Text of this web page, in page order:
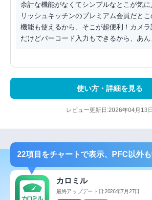
余計な機能がなくてシンプルなとこが気
リッシュキッチンのプレミアム会員だと
機能も使えるから、そこが超便利！カメラ
だけどバーコード入力もできるから、あん
使い方・詳細を見る
レビュー更新日:2026年04月13日
22項目をチャートで表示、PFC以外
カロミル
最終アップデート日:2026年7月27日